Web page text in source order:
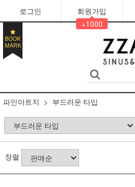
로그인
회원가입
+1000
BOOK
MARK
파인아트지 부드러운 타입
정렬